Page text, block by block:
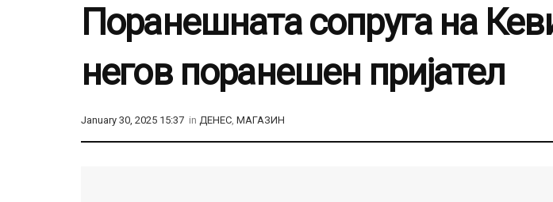
Поранешната сопруга на
негов поранешен пријател
January 30, 2025 15:37 in ДЕНЕС, МАГАЗИН